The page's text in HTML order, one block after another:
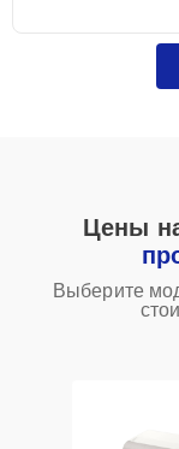
Цены
Выберите